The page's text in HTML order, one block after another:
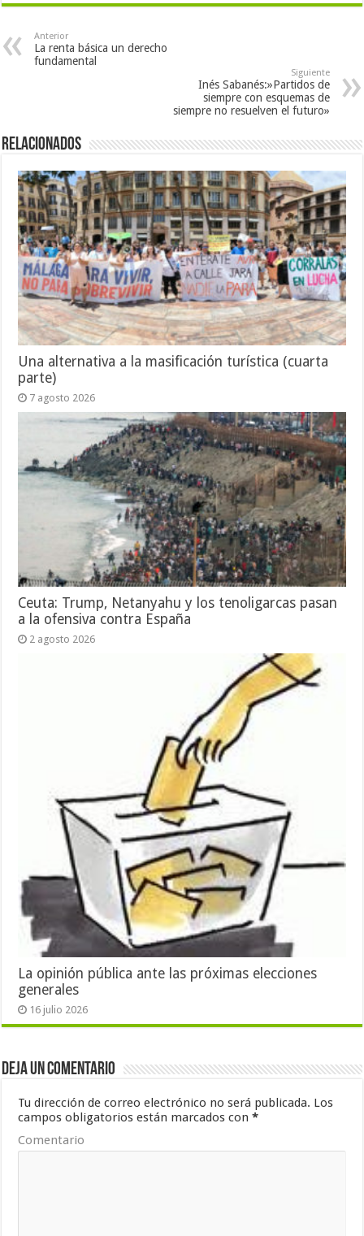
Anterior
La renta básica un derecho
fundamental
Siguiente
Inés Sabanés:»Partidos de
siempre con esquemas de
siempre no resuelven el futuro»
Relacionados
Una alternativa a la masificación turística (cuarta
parte)
7 agosto 2026
Ceuta: Trump, Netanyahu y los tenoligarcas pasan
a la ofensiva contra España
2 agosto 2026
La opinión pública ante las próximas elecciones
generales
16 julio 2026
Deja un comentario
Tu dirección de correo electrónico no será publicada. Los
campos obligatorios están marcados con*
Comentario